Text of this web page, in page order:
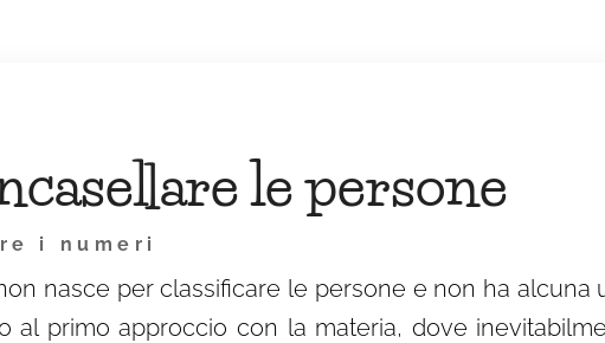
le persone
i numeri
nasce per classificare le persone e non ha alcuna
al primo approccio con la materia, dove